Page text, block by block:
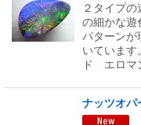
２タイプ
の細かな遊
パターンが
いていま
ド エロマ
ナッツオ